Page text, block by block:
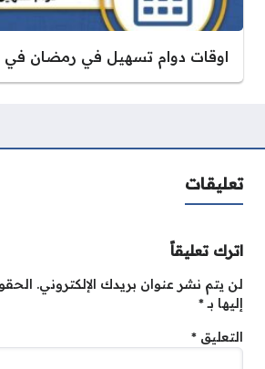
اوقات دوام تسهيل في رمضان في
تعليقات
اترك تعليقاً
لن يتم نشر عنوان بريدك الإلكتروني.
إليها بـ*
التعليق *